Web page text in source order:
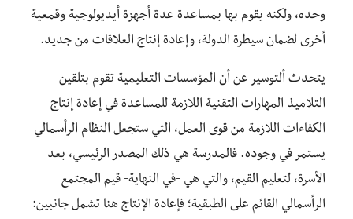
وحده، ولكنه يقوم بها بمساعدة عدة أجهزة أيديولوجية وقمعية
أخرى لضمان سيطرة الدولة، وإعادة إنتاج العلاقات من جديد.
يتحدث ألتوسير عن أن المؤسسات التعليمية تقوم بتلقين
التلاميذ المهارات التقنية اللازمة للمساعدة في إعادة إنتاج
الكفاءات اللازمة من قوى العمل، التي ستجعل النظام الرأسمالي
يستمر في وجوده. فالمدرسة هي ذلك المصدر الرئيسي، بعد
الأسرة، لتعليم القيم، والتي هي -في النهاية- قيم المجتمع
الرأسمالي القائم على الطبقية؛ فإعادة الإنتاج هنا تشمل جانبين: